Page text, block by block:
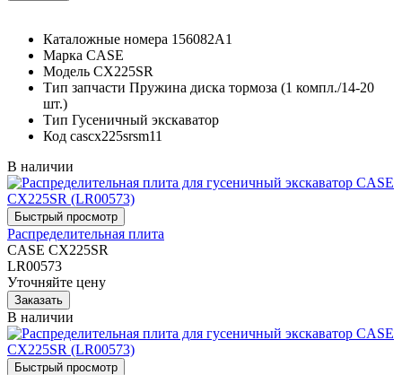
Каталожные номера 156082A1
Марка CASE
Модель CX225SR
Тип запчасти Пружина диска тормоза (1 компл./14-20
шт.)
Тип Гусеничный экскаватор
Код cascx225srsm11
В наличии
Распределительная плита
CASE CX225SR
LR00573
Уточняйте цену
В наличии